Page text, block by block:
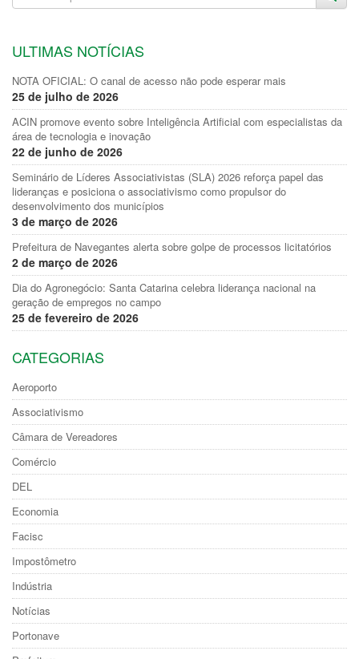
ULTIMAS NOTÍCIAS
NOTA OFICIAL: O canal de acesso não pode esperar mais
25 de julho de 2026
ACIN promove evento sobre Inteligência Artificial com especialistas da
área de tecnologia e inovação
22 de junho de 2026
Seminário de Líderes Associativistas (SLA) 2026 reforça papel das
lideranças e posiciona o associativismo como propulsor do
desenvolvimento dos municípios
3 de março de 2026
Prefeitura de Navegantes alerta sobre golpe de processos licitatórios
2 de março de 2026
Dia do Agronegócio: Santa Catarina celebra liderança nacional na
geração de empregos no campo
25 de fevereiro de 2026
CATEGORIAS
Aeroporto
Associativismo
Câmara de Vereadores
Comércio
DEL
Economia
Facisc
Impostômetro
Indústria
Notícias
Portonave